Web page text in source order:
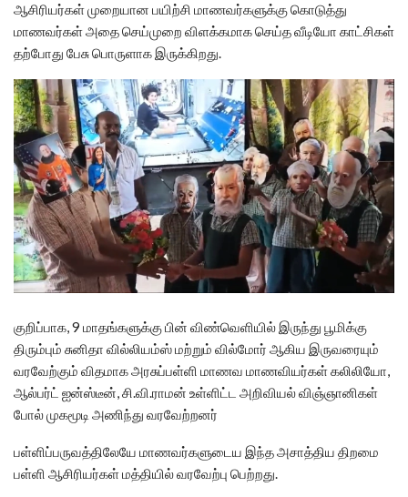
ஆசிரியர்கள் முறையான பயிற்சி மாணவர்களுக்கு கொடுத்து
மாணவர்கள் அதை செய்முறை விளக்கமாக செய்த வீடியோ காட்சிகள்
தற்போது பேசு பொருளாக இருக்கிறது.
குறிப்பாக, 9 மாதங்களுக்கு பின் விண்வெளியில் இருந்து பூமிக்கு
திரும்பும் சுனிதா வில்லியம்ஸ் மற்றும் வில்மோர் ஆகிய இருவரையும்
வரவேற்கும் விதமாக அரசுப்பள்ளி மாணவ மாணவியர்கள் கலிலியோ,
ஆல்பர்ட் ஐன்ஸ்டீன், சி.வி.ராமன் உள்ளிட்ட அறிவியல் விஞ்ஞானிகள்
போல் முகமூடி அணிந்து வரவேற்றனர்
பள்ளிப்பருவத்திலேயே மாணவர்களுடைய இந்த அசாத்திய திறமை
பள்ளி ஆசிரியர்கள் மத்தியில் வரவேற்பு பெற்றது.